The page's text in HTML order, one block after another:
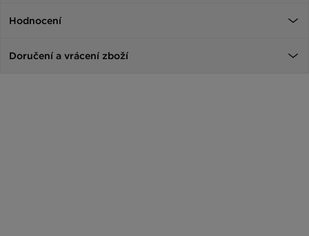
Hodnocení
Doručení a vrácení zboží